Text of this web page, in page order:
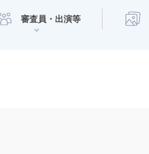
審査員・出演等